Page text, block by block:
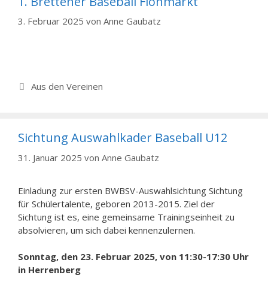
3. Februar 2025 von Anne Gaubatz
Kategorien
Aus den Vereinen
Sichtung Auswahlkader Baseball U12
31. Januar 2025 von Anne Gaubatz
Einladung zur ersten BWBSV-Auswahlsichtung Sichtung
für Schülertalente, geboren 2013-2015. Ziel der
Sichtung ist es, eine gemeinsame Trainingseinheit zu
absolvieren, um sich dabei kennenzulernen.
Sonntag, den 23. Februar 2025, von 11:30-17:30 Uhr
in Herrenberg